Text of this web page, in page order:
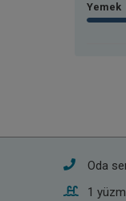
Yemek
Oda
1